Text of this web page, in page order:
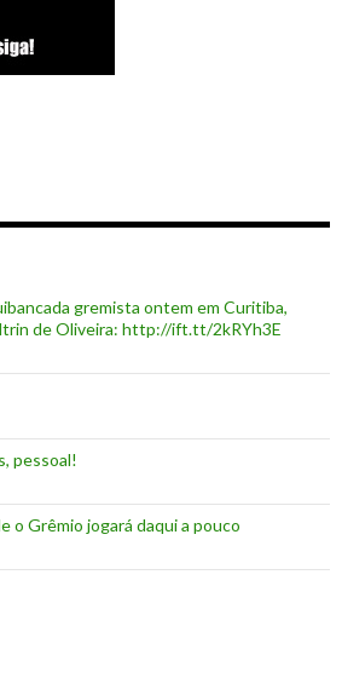
gremista ontem em Curitiba,
de Oliveira: http://ift.tt/2kRYh3E
pessoal!
o Grêmio jogará daqui a pouco